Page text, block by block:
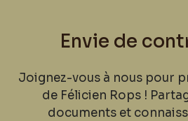
Envie de
Joignez-vous à nous pour
de Félicien Rops !
documents et